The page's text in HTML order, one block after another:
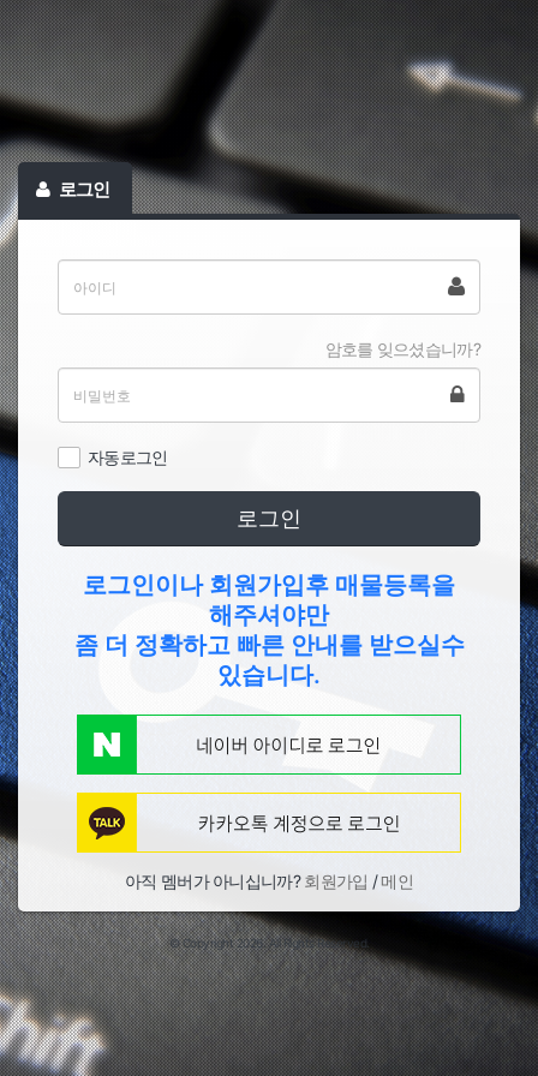
로그인
암호를 잊으셨습니까?
자동로그인
로그인
로그인이나 회원가입후 매물등록을
해주셔야만
좀 더 정확하고 빠른 안내를 받으실수
있습니다.
아직 멤버가 아니십니까?회원가입 /메인
© Copyright 2026. All Rights Reserved.